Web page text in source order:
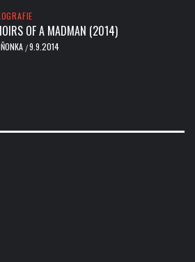
OF A MADMAN (2014)
/9.9.2014